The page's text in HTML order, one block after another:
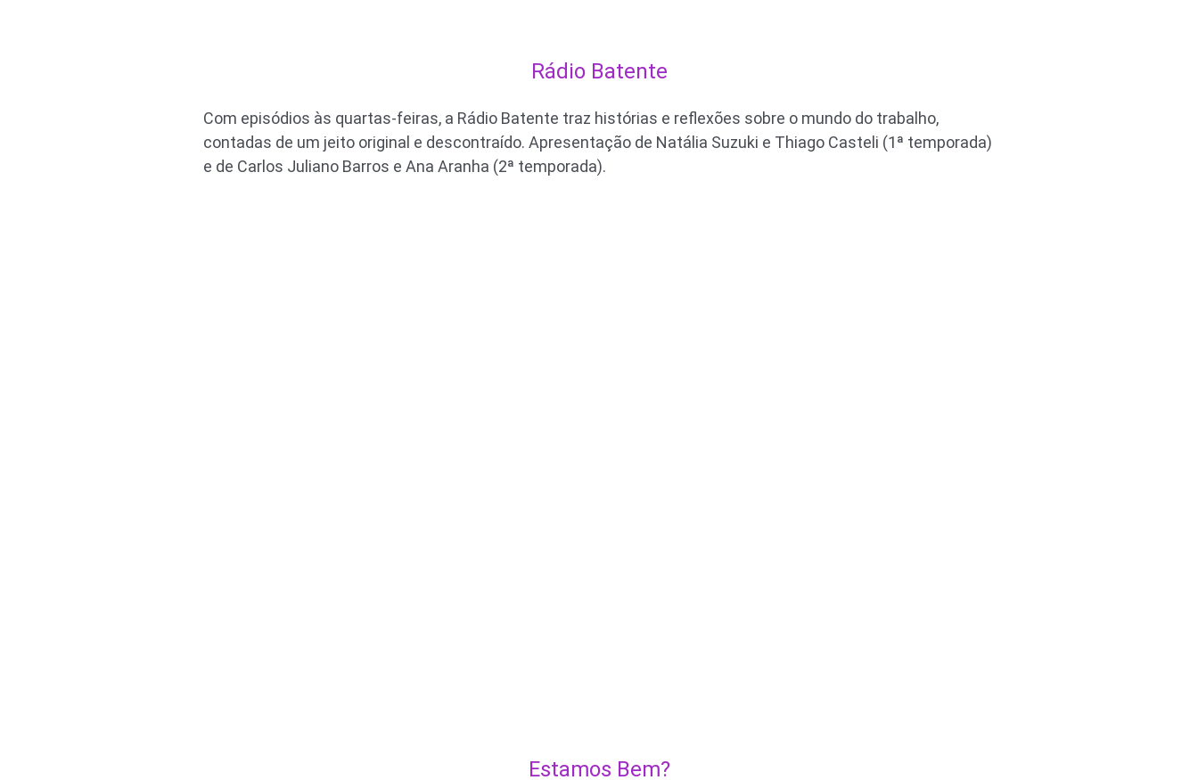
Rádio Batente
Com episódios às quartas-feiras, a Rádio Batente traz histórias e reflexões sobre o mundo do trabalho,
contadas de um jeito original e descontraído. Apresentação de Natália Suzuki e Thiago Casteli (1ª temporada)
e de Carlos Juliano Barros e Ana Aranha (2ª temporada).
Estamos Bem?